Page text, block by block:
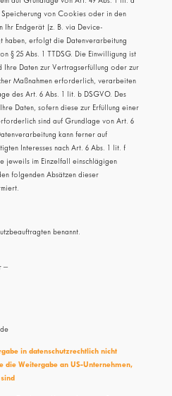
von Cookies oder in den
Ihr Endgerät (z. B. via Device-
haben, erfolgt die Datenverarbeitung
§ 25 Abs. 1 TTDSG. Die Einwilligung ist
Ihre Daten zur Vertragserfüllung oder zur
Maßnahmen erforderlich, verarbeiten
des Art. 6 Abs. 1 lit. b DSGVO. Des
Daten, sofern diese zur Erfüllung einer
sind auf Grundlage von Art. 6
kann ferner auf
Interesses nach Art. 6 Abs. 1 lit. f
jeweils im Einzelfall einschlägigen
folgenden Absätzen dieser
benannt.
–
in datenschutzrechtlich nicht
die Weitergabe an US-Unternehmen,